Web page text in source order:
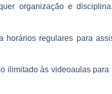
organização e
horários regulares para
ilimitado às videoaulas